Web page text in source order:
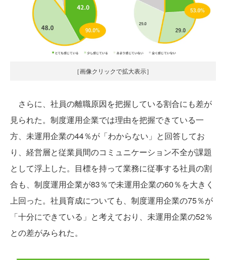
［画像クリックで拡大表示］
さらに、社員の離職原因を把握している割合にも差が
見られた。制度運用企業では理由を把握できている一
方、未運用企業の44％が「わからない」と回答してお
り、経営層と従業員間のコミュニケーション不全が課題
として浮上した。目標を持って業務に従事する社員の割
合も、制度運用企業が83％で未運用企業の60％を大きく
上回った。社員育成についても、制度運用企業の75％が
「十分にできている」と考えており、未運用企業の52％
との差がみられた。